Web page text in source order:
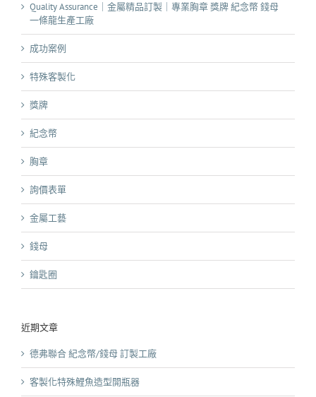
Quality Assurance｜金屬精品訂製｜專業胸章 獎牌 紀念幣 錢母
一條龍生產工廠
成功案例
特殊客製化
獎牌
紀念幣
胸章
詢價表單
金屬工藝
錢母
鑰匙圈
近期文章
德弗聯合 紀念幣/錢母 訂製工廠
客製化特殊鯉魚造型開瓶器